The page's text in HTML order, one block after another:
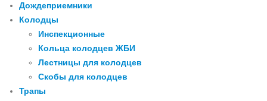
Дождеприемники
Колодцы
Инспекционные
Кольца колодцев ЖБИ
Лестницы для колодцев
Скобы для колодцев
Трапы